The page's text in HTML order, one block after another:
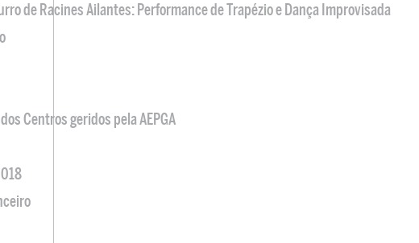
de Racines Ailantes: Performance de Trapézio e Dança Improvisada
Centros geridos pela AEPGA